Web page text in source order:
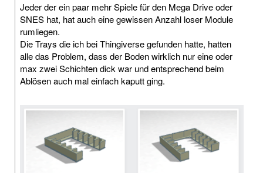
Jeder der ein paar mehr Spiele für den Mega Drive oder
SNES hat, hat auch eine gewissen Anzahl loser Module
rumliegen.
Die Trays die ich bei Thingiverse gefunden hatte, hatten
alle das Problem, dass der Boden wirklich nur eine oder
max zwei Schichten dick war und entsprechend beim
Ablösen auch mal einfach kaputt ging.